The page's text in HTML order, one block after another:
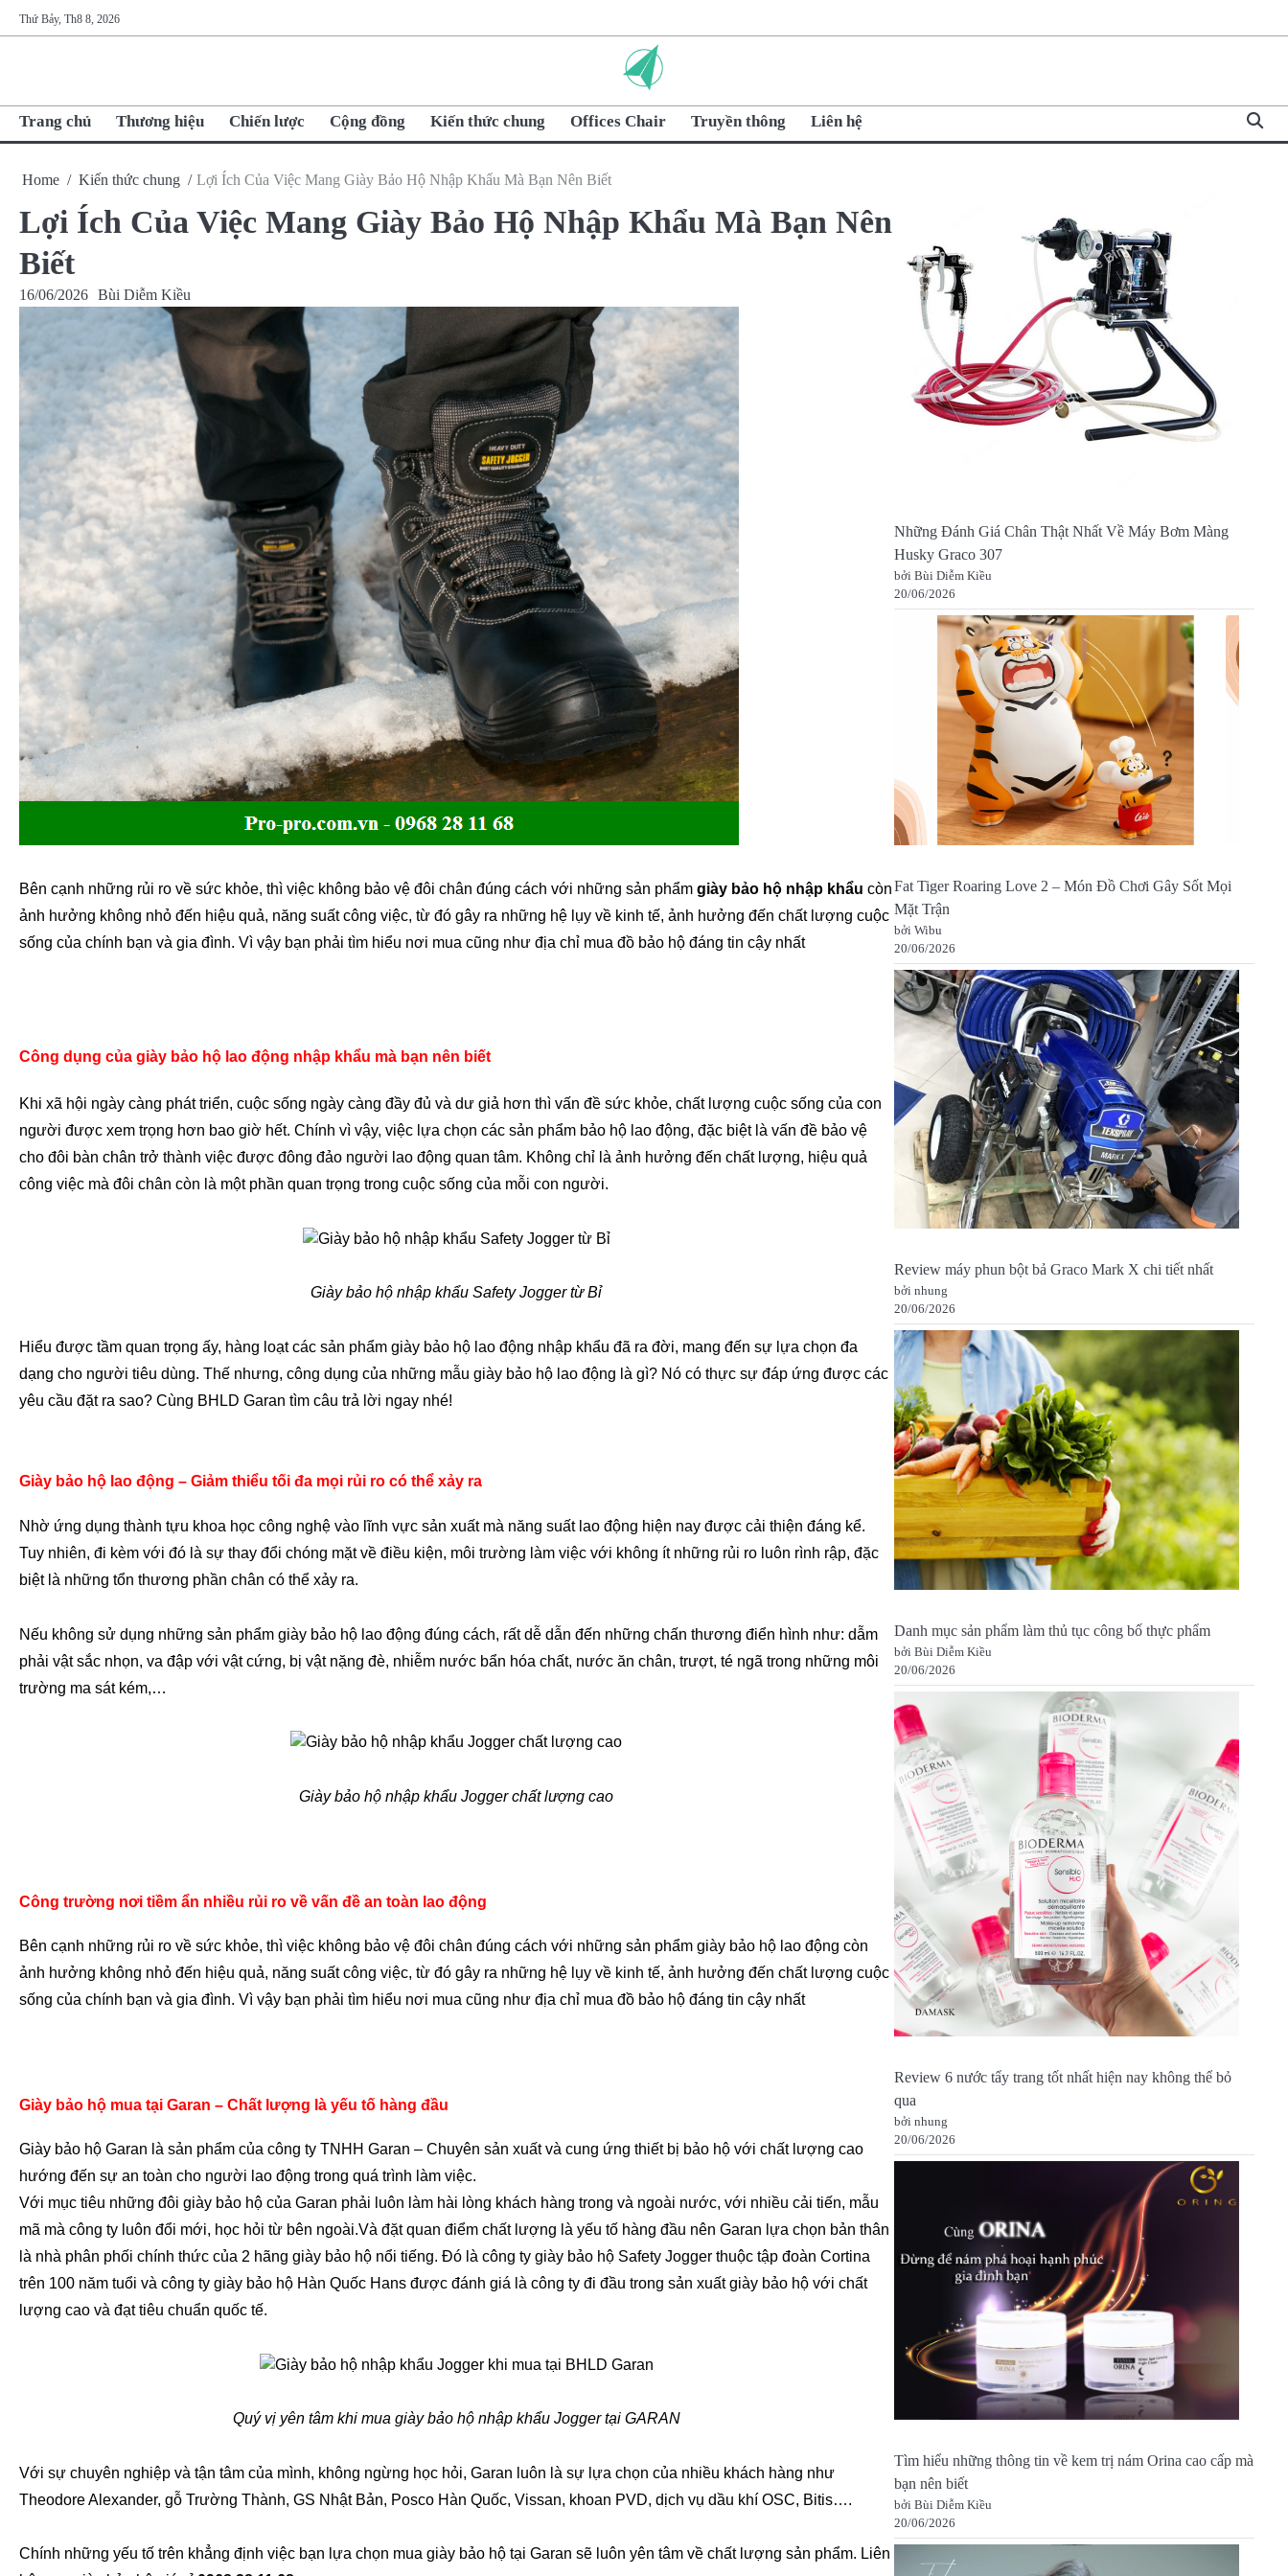
to
Thứ Bảy, Th8 8, 2026
Trang chủ Thương hiệu Chiến lược Cộng đồng Kiến thức chung Offices Chair Truyền thông Liên hệ
Home Kiến thức chung Lợi Ích Của Việc Mang Giày Bảo Hộ Nhập Khẩu Mà Bạn Nên Biết
Lợi Ích Của Việc Mang Giày Bảo Hộ Nhập Khẩu Mà Bạn Nên
Biết
16/06/2026 Bùi Diễm Kiều
Bên cạnh những rủi ro về sức khỏe, thì việc không bảo vệ đôi chân đúng cách với những sản phẩm giày bảo hộ nhập khẩu còn
ảnh hưởng không nhỏ đến hiệu quả, năng suất công việc, từ đó gây ra những hệ lụy về kinh tế, ảnh hưởng đến chất lượng cuộc
sống của chính bạn và gia đình. Vì vậy bạn phải tìm hiểu nơi mua cũng như địa chỉ mua đồ bảo hộ đáng tin cậy nhất
Công dụng của giày bảo hộ lao động nhập khẩu mà bạn nên biết
Khi xã hội ngày càng phát triển, cuộc sống ngày càng đầy đủ và dư giả hơn thì vấn đề sức khỏe, chất lượng cuộc sống của con
người được xem trọng hơn bao giờ hết. Chính vì vậy, việc lựa chọn các sản phẩm bảo hộ lao động, đặc biệt là vấn đề bảo vệ
cho đôi bàn chân trở thành việc được đông đảo người lao động quan tâm. Không chỉ là ảnh hưởng đến chất lượng, hiệu quả
công việc mà đôi chân còn là một phần quan trọng trong cuộc sống của mỗi con người.
Giày bảo hộ nhập khẩu Safety Jogger từ Bỉ
Hiểu được tầm quan trọng ấy, hàng loạt các sản phẩm giày bảo hộ lao động nhập khẩu đã ra đời, mang đến sự lựa chọn đa
dạng cho người tiêu dùng. Thế nhưng, công dụng của những mẫu giày bảo hộ lao động là gì? Nó có thực sự đáp ứng được các
yêu cầu đặt ra sao? Cùng BHLD Garan tìm câu trả lời ngay nhé!
Giày bảo hộ lao động – Giảm thiểu tối đa mọi rủi ro có thể xảy ra
Nhờ ứng dụng thành tựu khoa học công nghệ vào lĩnh vực sản xuất mà năng suất lao động hiện nay được cải thiện đáng kể.
Tuy nhiên, đi kèm với đó là sự thay đổi chóng mặt về điều kiện, môi trường làm việc với không ít những rủi ro luôn rình rập, đặc
biệt là những tổn thương phần chân có thể xảy ra.
Nếu không sử dụng những sản phẩm giày bảo hộ lao động đúng cách, rất dễ dẫn đến những chấn thương điển hình như: dẫm
phải vật sắc nhọn, va đập với vật cứng, bị vật nặng đè, nhiễm nước bẩn hóa chất, nước ăn chân, trượt, té ngã trong những môi
trường ma sát kém,…
Giày bảo hộ nhập khẩu Jogger chất lượng cao
Công trường nơi tiềm ẩn nhiều rủi ro về vấn đề an toàn lao động
Bên cạnh những rủi ro về sức khỏe, thì việc không bảo vệ đôi chân đúng cách với những sản phẩm giày bảo hộ lao động còn
ảnh hưởng không nhỏ đến hiệu quả, năng suất công việc, từ đó gây ra những hệ lụy về kinh tế, ảnh hưởng đến chất lượng cuộc
sống của chính bạn và gia đình. Vì vậy bạn phải tìm hiểu nơi mua cũng như địa chỉ mua đồ bảo hộ đáng tin cậy nhất
Giày bảo hộ mua tại Garan – Chất lượng là yếu tố hàng đầu
Giày bảo hộ Garan là sản phẩm của công ty TNHH Garan – Chuyên sản xuất và cung ứng thiết bị bảo hộ với chất lượng cao
hướng đến sự an toàn cho người lao động trong quá trình làm việc.
Với mục tiêu những đôi giày bảo hộ của Garan phải luôn làm hài lòng khách hàng trong và ngoài nước, với nhiều cải tiến, mẫu
mã mà công ty luôn đổi mới, học hỏi từ bên ngoài.Và đặt quan điểm chất lượng là yếu tố hàng đầu nên Garan lựa chọn bản thân
là nhà phân phối chính thức của 2 hãng giày bảo hộ nổi tiếng. Đó là công ty giày bảo hộ Safety Jogger thuộc tập đoàn Cortina
trên 100 năm tuổi và công ty giày bảo hộ Hàn Quốc Hans được đánh giá là công ty đi đầu trong sản xuất giày bảo hộ với chất
lượng cao và đạt tiêu chuẩn quốc tế.
Quý vị yên tâm khi mua giày bảo hộ nhập khẩu Jogger tại GARAN
Với sự chuyên nghiệp và tận tâm của mình, không ngừng học hỏi, Garan luôn là sự lựa chọn của nhiều khách hàng như
Theodore Alexander, gỗ Trường Thành, GS Nhật Bản, Posco Hàn Quốc, Vissan, khoan PVD, dịch vụ dầu khí OSC, Bitis….
Chính những yếu tố trên khẳng định việc bạn lựa chọn mua giày bảo hộ tại Garan sẽ luôn yên tâm về chất lượng sản phẩm. Liên
Những Đánh Giá Chân Thật Nhất Về Máy Bơm Màng
Husky Graco 307
bởi Bùi Diễm Kiều
20/06/2026
Fat Tiger Roaring Love 2 – Món Đồ Chơi Gây Sốt Mọi
Mặt Trận
bởi Wibu
20/06/2026
Review máy phun bột bả Graco Mark X chi tiết nhất
bởi nhung
20/06/2026
Danh mục sản phẩm làm thủ tục công bố thực phẩm
bởi Bùi Diễm Kiều
20/06/2026
Review 6 nước tẩy trang tốt nhất hiện nay không thể bỏ
qua
bởi nhung
20/06/2026
Tìm hiểu những thông tin về kem trị nám Orina cao cấp mà
bạn nên biết
bởi Bùi Diễm Kiều
20/06/2026